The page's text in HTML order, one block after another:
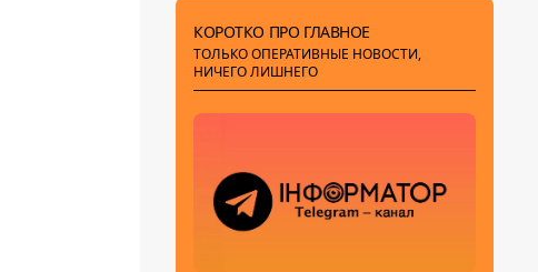
КОРОТКО ПРО ГЛАВНОЕ
ТОЛЬКО ОПЕРАТИВНЫЕ НОВОСТИ,
НИЧЕГО ЛИШНЕГО